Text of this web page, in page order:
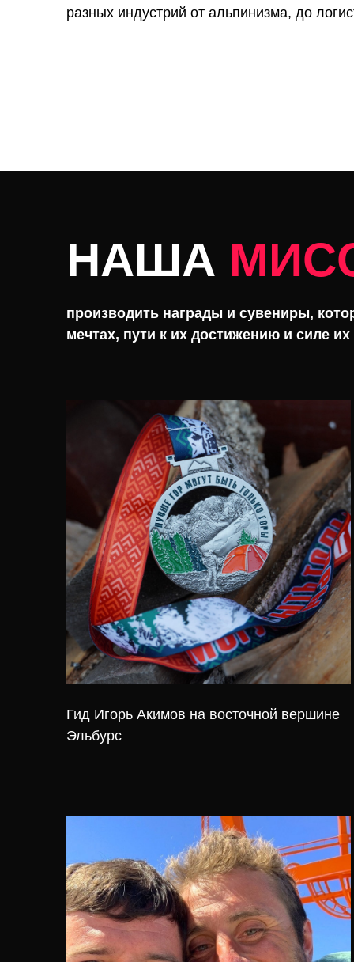
разных индустрий от альпинизма, до
НАША
производить награды и сувениры,
мечтах, пути к их достижению и силе их
Гид Игорь Акимов на восточной вершине
Эльбурс